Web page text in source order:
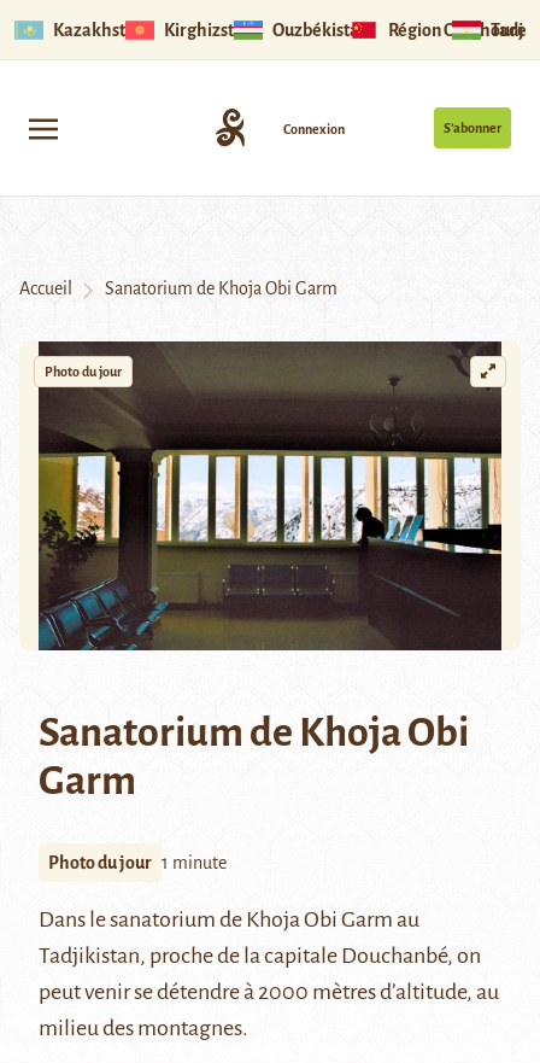
Kazakhstan Kirghizstan Ouzbékistan Région Ouïghoure
S’abonner
Connexion
Accueil Sanatorium de Khoja Obi Garm
Photo du jour
Sanatorium de Khoja Obi
Garm
Photo du jour 1 minute
Dans le sanatorium de Khoja Obi Garm au
Tadjikistan, proche de la capitale Douchanbé, on
peut venir se détendre à 2000 mètres d’altitude, au
milieu des montagnes.